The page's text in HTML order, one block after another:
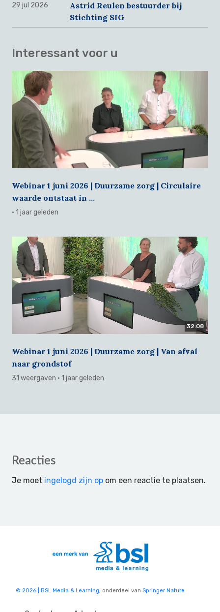
29 jul 2026
Astrid Reulen bestuurder bij
Stichting SIG
Interessant voor u
Webinar 1 juni 2026 | Duurzame zorg | Circulaire
waarde ontstaat in ...
· 1 jaar geleden
32:08
Webinar 1 juni 2026 | Duurzame zorg | Van afval
naar grondstof
31 weergaven · 1 jaar geleden
Reader
Reacties
Je moet ingelogd zijn op om een reactie te plaatsen.
© 2026 | BSL Media & Learning, onderdeel van Springer Nature